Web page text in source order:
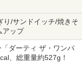
り/サンドイッチ/焼きそ
アップ
ダーティ ザ・ワンパ
、総重量約527g！